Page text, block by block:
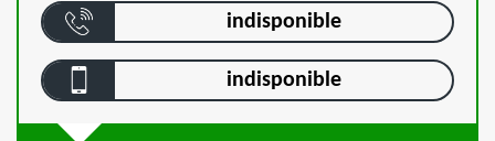
indisponible
indisponible